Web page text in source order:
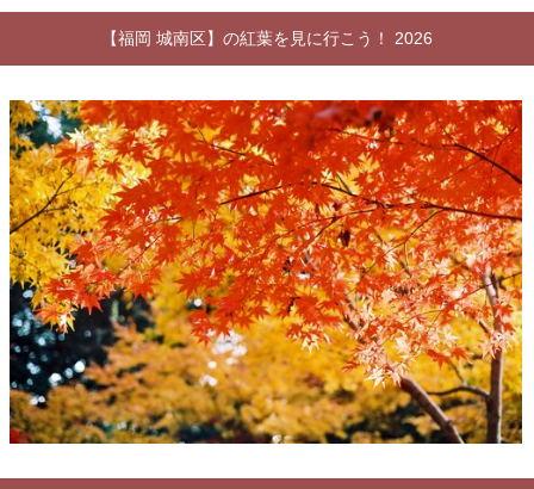
【福岡 城南区】の紅葉を見に行こう！ 2026